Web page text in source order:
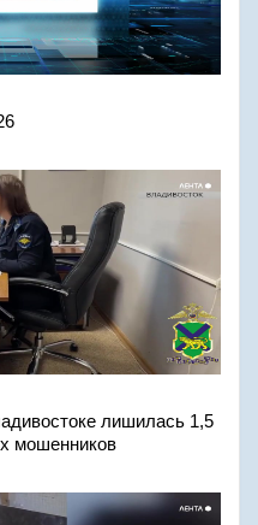
лишилась 1,5
мошенников